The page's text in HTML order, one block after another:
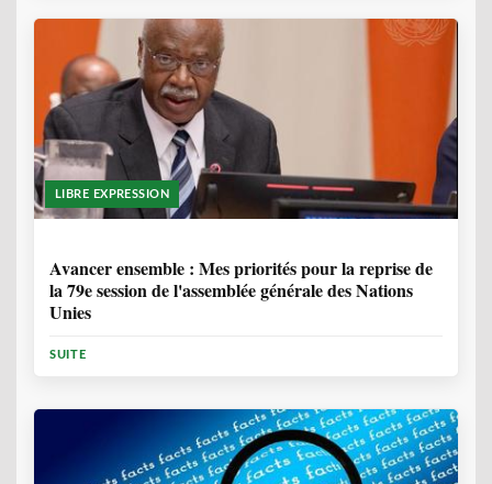
LIBRE EXPRESSION
Avancer ensemble : Mes priorités pour la reprise de
la 79e session de l'assemblée générale des Nations
Unies
SUITE